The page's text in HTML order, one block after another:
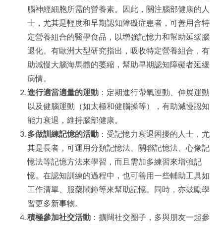
腦神經細胞所需的營養素。因此，關注腦部健康的人
士，尤其是輕度和早期認知障礙症患者，可善用含特
定營養組合的醫學食品，以增強記憶力和幫助延緩腦
退化。有歐洲大型研究指出，吸收特定營養組合，有
助減慢大腦海馬體的萎縮，幫助早期認知障礙者延緩
病情。
進行適當適量的運動 ：定期進行帶氧運動、伸展運動
以及健腦運動（如太極和健腦操等），有助減慢認知
能力衰退，維持腦部健康。
多做訓練記憶的活動 ：受記憶力衰退困擾的人士，尤
其是長者，可運用分類記憶法、關聯記憶法、心像記
憶法等記憶方法來學習，而且需加多練習來增強記
憶。在認知訓練的過程中，也可善用一些輔助工具如
工作清單、服藥鬧鐘等來幫助記憶。同時，亦鼓勵學
習更多新事物。
積極參加社交活動 ：擴闊社交圈子，多與朋友一起參